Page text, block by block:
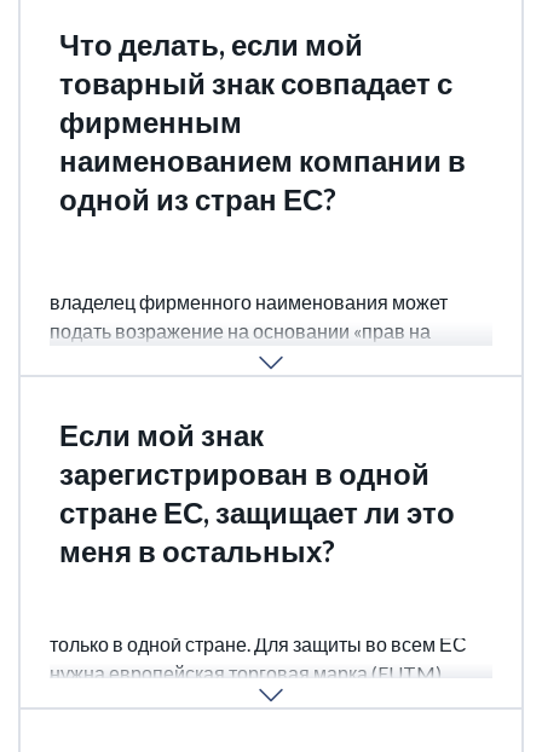
Что делать, если мой
товарный знак совпадает с
фирменным
наименованием компании в
одной из стран ЕС?
владелец фирменного наименования может
подать возражение на основании «прав на
компанию» (company name rights). В таких случаях
Если мой знак
зарегистрирован в одной
стране ЕС, защищает ли это
меня в остальных?
только в одной стране. Для защиты во всем ЕС
нужна европейская торговая марка (EUTM)